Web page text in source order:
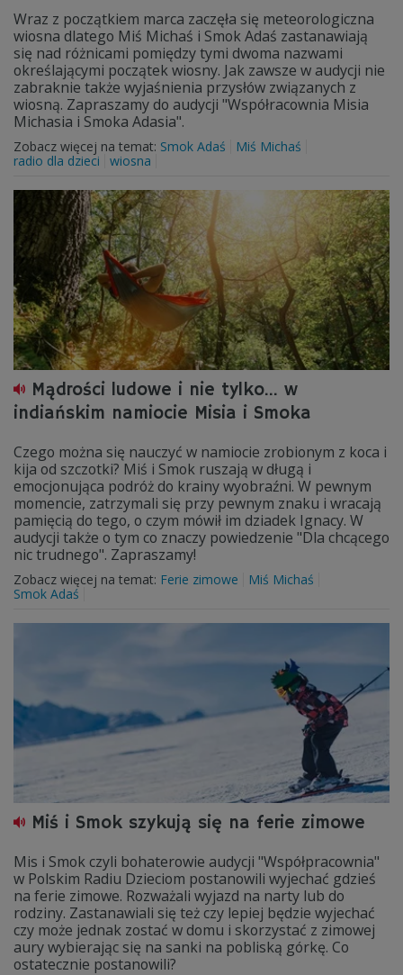
Wraz z początkiem marca zaczęła się meteorologiczna
wiosna dlatego Miś Michaś i Smok Adaś zastanawiają
się nad różnicami pomiędzy tymi dwoma nazwami
określającymi początek wiosny. Jak zawsze w audycji nie
zabraknie także wyjaśnienia przysłów związanych z
wiosną. Zapraszamy do audycji "Współracownia Misia
Michasia i Smoka Adasia".
Zobacz więcej na temat: Smok Adaś
Miś Michaś
radio dla dzieci
wiosna
Mądrości ludowe i nie tylko... w
indiańskim namiocie Misia i Smoka
Czego można się nauczyć w namiocie zrobionym z koca i
kija od szczotki? Miś i Smok ruszają w długą i
emocjonująca podróż do krainy wyobraźni. W pewnym
momencie, zatrzymali się przy pewnym znaku i wracają
pamięcią do tego, o czym mówił im dziadek Ignacy. W
audycji także o tym co znaczy powiedzenie "Dla chcącego
nic trudnego". Zapraszamy!
Zobacz więcej na temat: Ferie zimowe
Miś Michaś
Smok Adaś
Miś i Smok szykują się na ferie zimowe
Mis i Smok czyli bohaterowie audycji "Współpracownia"
w Polskim Radiu Dzieciom postanowili wyjechać gdzieś
na ferie zimowe. Rozważali wyjazd na narty lub do
rodziny. Zastanawiali się też czy lepiej będzie wyjechać
czy może jednak zostać w domu i skorzystać z zimowej
aury wybierając się na sanki na pobliską górkę. Co
ostatecznie postanowili?